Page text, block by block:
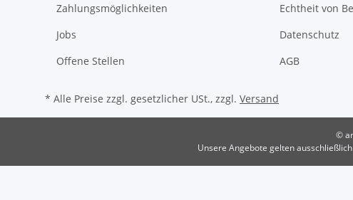
Zahlungsmöglichkeiten
Jobs
Offene Stellen
Echtheit von
Datenschutz
AGB
* Alle Preise zzgl. gesetzlicher USt., zzgl. Versand
©
Unsere Angebote gelten